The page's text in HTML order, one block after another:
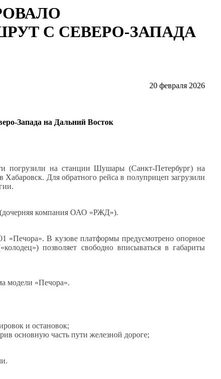
С СЕВЕРО-ЗАПАДА
20 февраля 2026
Запада на Дальний Восток
погрузили на станции Шушары (Санкт-Петербург) на
Хабаровск. Для обратного рейса в полуприцеп загрузили
(дочерняя компания ОАО «РЖД»).
«Печора». В кузове платформы предусмотрено опорное
позволяет свободно вписываться в габариты
модели «Печора».
и остановок;
основную часть пути железной дороге;